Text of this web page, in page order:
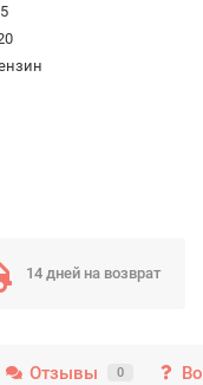
14 дней на возврат
Отзывы 0